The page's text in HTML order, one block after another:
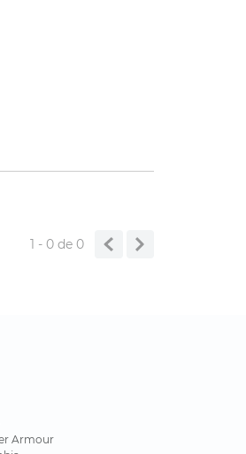
1 - 0de 0
Armour